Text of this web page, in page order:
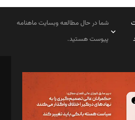
شما در حال مطالعه وبسایت ماهنامه
پیوست هستید.